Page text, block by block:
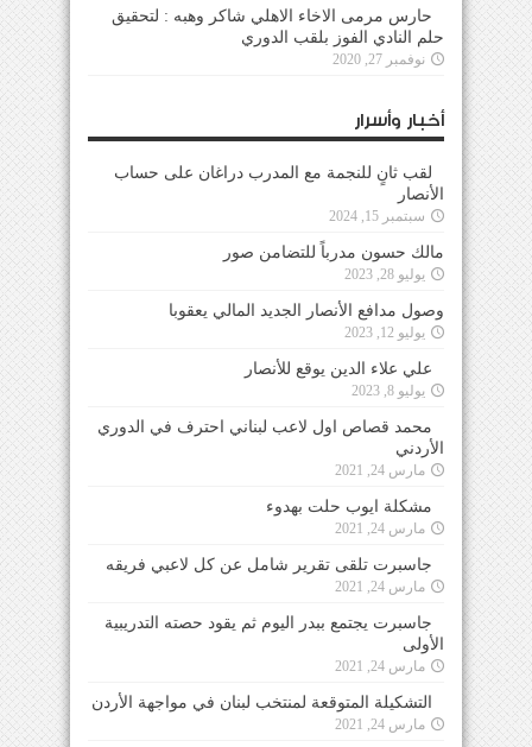
حارس مرمى الاخاء الاهلي شاكر وهبه : لتحقيق
حلم النادي الفوز بلقب الدوري
نوفمبر 27, 2020
أخبار وأسرار
لقب ثانٍ للنجمة مع المدرب دراغان على حساب
الأنصار
سبتمبر 15, 2024
مالك حسون مدرباً للتضامن صور
يوليو 28, 2023
وصول مدافع الأنصار الجديد المالي يعقوبا
يوليو 12, 2023
علي علاء الدين يوقع للأنصار
يوليو 8, 2023
محمد قصاص اول لاعب لبناني احترف في الدوري
الأردني
مارس 24, 2021
مشكلة ايوب حلت بهدوء
مارس 24, 2021
جاسبرت تلقى تقرير شامل عن كل لاعبي فريقه
مارس 24, 2021
جاسبرت يجتمع ببدر اليوم ثم يقود حصته التدريبية
الأولى
مارس 24, 2021
التشكيلة المتوقعة لمنتخب لبنان في مواجهة الأردن
مارس 24, 2021